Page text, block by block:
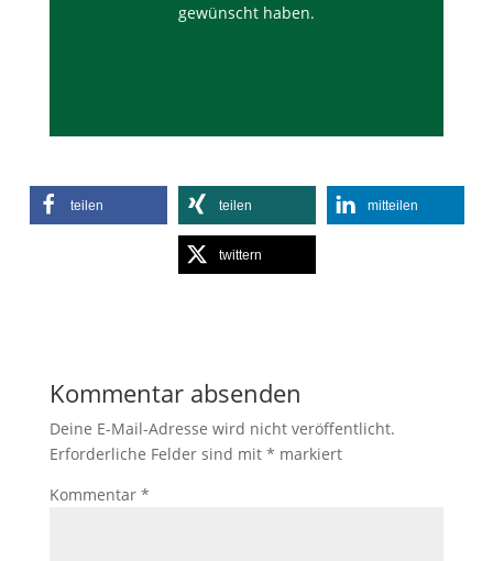
gewünscht haben.
teilen teilen mitteilen
twittern
Kommentar absenden
Deine E-Mail-Adresse wird nicht veröffentlicht.
Erforderliche Felder sind mit * markiert
Kommentar *